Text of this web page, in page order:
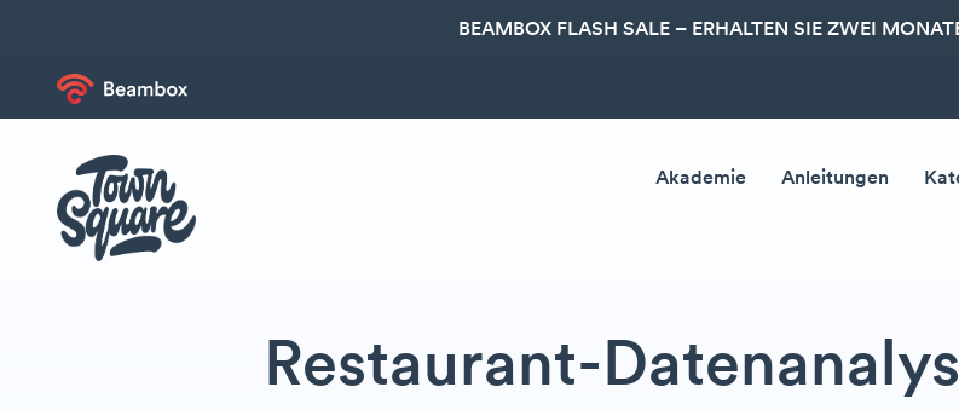
BEAMBOX FLASH SALE – ERHALTEN SIE ZWEI
Akademie Anleitungen
Restaurant-